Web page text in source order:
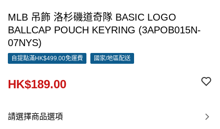
MLB 吊飾 洛杉磯道奇隊 BASIC LOGO
BALLCAP POUCH KEYRING (3APOB015N-
07NYS)
自提點滿HK$499.00免運費 國家/地區配送
HK$189.00
請選擇商品選項